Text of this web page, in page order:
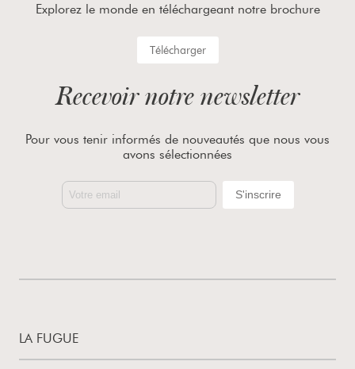
Explorez le monde en téléchargeant notre brochure
Télécharger
Recevoir notre newsletter
Pour vous tenir informés de nouveautés que nous vous
avons sélectionnées
LA FUGUE